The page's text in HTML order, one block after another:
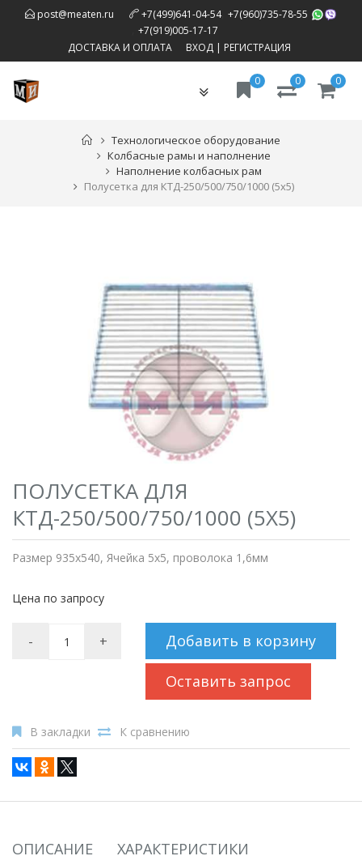
post@meaten.ru +7(499)641-04-54, +7(960)735-78-55
+7(919)005-17-17
ДОСТАВКА И ОПЛАТА
ВХОД| РЕГИСТРАЦИЯ
Toggle
0
0
0
Технологическое оборудование
Колбасные рамы и наполнение
Наполнение колбасных рам
Полусетка для КТД-250/500/750/1000 (5х5)
ПОЛУСЕТКА ДЛЯ
КТД-250/500/750/1000 (5Х5)
Размер 935х540, Ячейка 5х5, проволока 1,6мм
Цена по запросу
- + Добавить в корзину
Оставить запрос
В закладки К сравнению
ОПИСАНИЕ
ХАРАКТЕРИСТИКИ